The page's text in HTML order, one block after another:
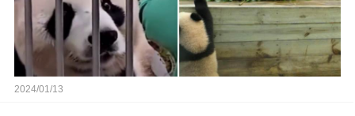
2024/01/13